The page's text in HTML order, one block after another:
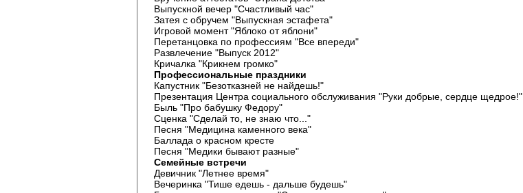
Выпускной вечер "Счастливый час"
Затея с обручем "Выпускная эстафета"
Игровой момент "Яблоко от яблони"
Перетанцовка по профессиям "Все впереди"
Развлечение "Выпуск 2012"
Кричалка "Крикнем громко"
Профессиональные праздники
Капустник "Безотказней не найдешь!"
Презентация Центра социального обслуживания "Руки добрые, сердце щедрое!"
Быль "Про бабушку Федору"
Сценка "Сделай то, не знаю что..."
Песня "Медицина каменного века"
Баллада о красном кресте
Песня "Медики бывают разные"
Семейные встречи
Девичник "Летнее время"
Вечеринка "Тише едешь - дальше будешь"